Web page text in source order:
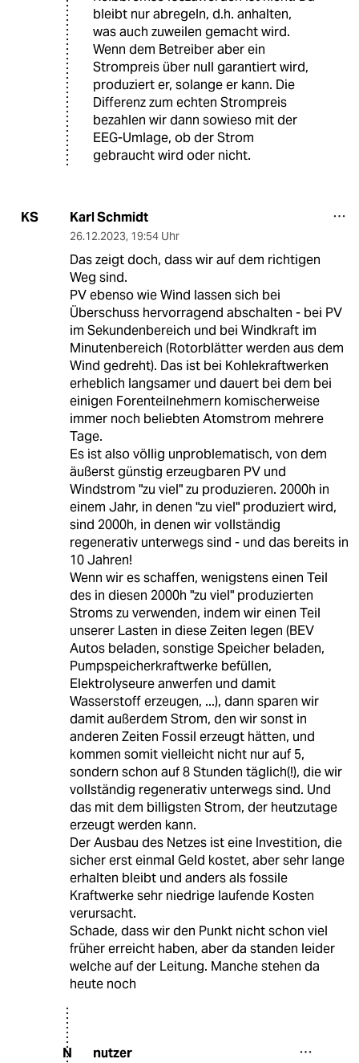
bleibt nur abregeln, d.h. anhalten,
was auch zuweilen gemacht wird.
Wenn dem Betreiber aber ein
Strompreis über null garantiert wird,
produziert er, solange er kann. Die
Differenz zum echten Strompreis
bezahlen wir dann sowieso mit der
EEG-Umlage, ob der Strom
gebraucht wird oder nicht.
KS Karl Schmidt
26.12.2023, 19:54 Uhr
Das zeigt doch, dass wir auf dem richtigen
Weg sind.
PV ebenso wie Wind lassen sich bei
Überschuss hervorragend abschalten - bei PV
im Sekundenbereich und bei Windkraft im
Minutenbereich (Rotorblätter werden aus dem
Wind gedreht). Das ist bei Kohlekraftwerken
erheblich langsamer und dauert bei dem bei
einigen Forenteilnehmern komischerweise
immer noch beliebten Atomstrom mehrere
Tage.
Es ist also völlig unproblematisch, von dem
äußerst günstig erzeugbaren PV und
Windstrom "zu viel" zu produzieren. 2000h in
einem Jahr, in denen "zu viel" produziert wird,
sind 2000h, in denen wir vollständig
regenerativ unterwegs sind - und das bereits in
10 Jahren!
Wenn wir es schaffen, wenigstens einen Teil
des in diesen 2000h "zu viel" produzierten
Stroms zu verwenden, indem wir einen Teil
unserer Lasten in diese Zeiten legen (BEV
Autos beladen, sonstige Speicher beladen,
Pumpspeicherkraftwerke befüllen,
Elektrolyseure anwerfen und damit
Wasserstoff erzeugen, ...), dann sparen wir
damit außerdem Strom, den wir sonst in
anderen Zeiten Fossil erzeugt hätten, und
kommen somit vielleicht nicht nur auf 5,
sondern schon auf 8 Stunden täglich(!), die wir
vollständig regenerativ unterwegs sind. Und
das mit dem billigsten Strom, der heutzutage
erzeugt werden kann.
Der Ausbau des Netzes ist eine Investition, die
sicher erst einmal Geld kostet, aber sehr lange
erhalten bleibt und anders als fossile
Kraftwerke sehr niedrige laufende Kosten
verursacht.
Schade, dass wir den Punkt nicht schon viel
früher erreicht haben, aber da standen leider
welche auf der Leitung. Manche stehen da
heute noch
N nutzer